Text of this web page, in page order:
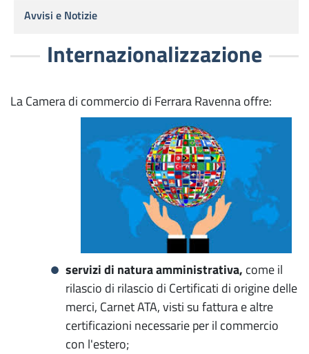
Internazionalizzazione
La Camera di commercio di Ferrara Ravenna offre:
servizi di natura amministrativa, come il
rilascio di rilascio di Certificati di origine delle
merci, Carnet ATA, visti su fattura e altre
certificazioni necessarie per il commercio
con l'estero;
Avvisi e Notizie